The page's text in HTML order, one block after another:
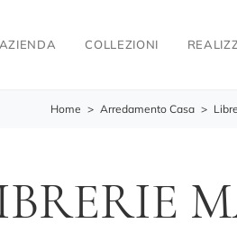
COLLEZIONI
Home > Arredamento Casa >